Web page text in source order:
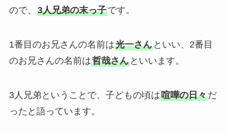
ので、 3人兄弟の末っ子です。
1番目のお兄さんの名前は光一さんといい、2番目
のお兄さんの名前は哲哉さんといいます。
3人兄弟ということで、子どもの頃は喧嘩の日々だ
ったと語っています。